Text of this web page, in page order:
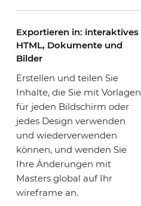
Exportieren in: interaktives
HTML, Dokumente und
Bilder
Erstellen und teilen Sie
Inhalte, die Sie mit Vorlagen
für jeden Bildschirm oder
jedes Design verwenden
und wiederverwenden
können, und wenden Sie
Ihre Änderungen mit
Masters global auf Ihr
wireframe an.